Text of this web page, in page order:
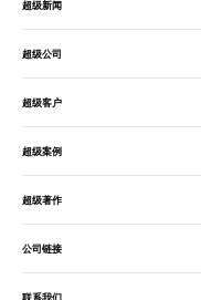
超级新闻
超级公司
超级客户
超级案例
超级著作
公司链接
联系我们